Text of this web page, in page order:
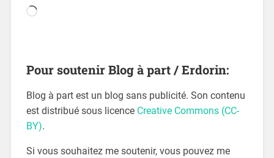
Pour soutenir Blog à part / Erdorin:
Blog à part est un blog sans publicité. Son contenu
est distribué sous licence Creative Commons (CC-
BY).
Si vous souhaitez me soutenir, vous pouvez me